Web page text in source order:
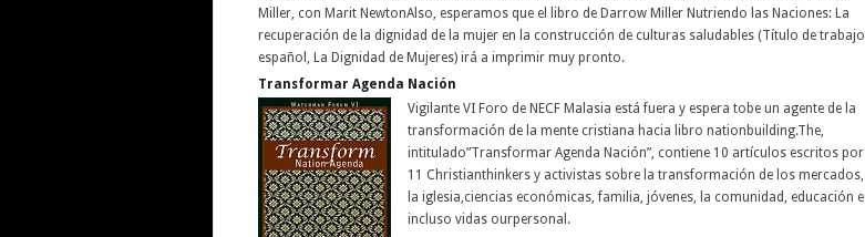
Miller, con Marit NewtonAlso, esperamos que el libro de Darrow Miller Nutriendo las Naciones: La
recuperación de la dignidad de la mujer en la construcción de culturas saludables (Título de trabajo
español, La Dignidad de Mujeres) irá a imprimir muy pronto.
Transformar Agenda Nación
Vigilante VI Foro de NECF Malasia está fuera y espera tobe un agente de la
transformación de la mente cristiana hacia libro nationbuilding.The,
intitulado”Transformar Agenda Nación”, contiene 10 artículos escritos por
11 Christianthinkers y activistas sobre la transformación de los mercados,
la iglesia,ciencias económicas, familia, jóvenes, la comunidad, educación e
incluso vidas ourpersonal.